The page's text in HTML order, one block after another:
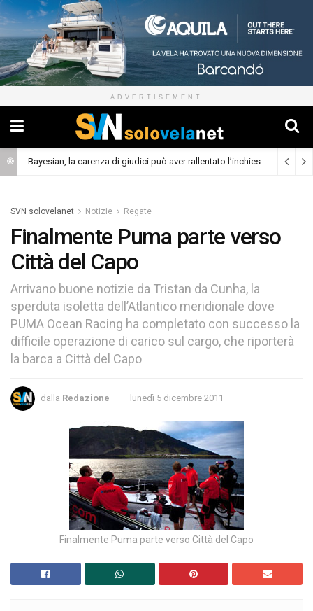
ADVERTISEMENT
Bayesian, la carenza di giudici può aver rallentato l’inchiesta (Cronaca)
SVN solovelanet Notizie Regate
Finalmente Puma parte verso
Città del Capo
Arrivano buone notizie da Tristan da Cunha, la
sperduta isoletta dell’Atlantico meridionale dove
PUMA Ocean Racing ha completato con successo la
difficile operazione di carico sul cargo, che riporterà
la barca a Città del Capo
dalla Redazione lunedì 5 dicembre 2011
Finalmente Puma parte verso Città del Capo